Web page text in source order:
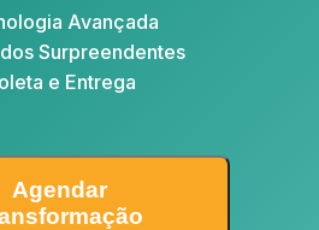
Avançada
Surpreendentes
e Entrega
Agendar